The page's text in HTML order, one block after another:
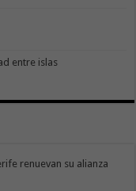
entre islas
renuevan su alianza